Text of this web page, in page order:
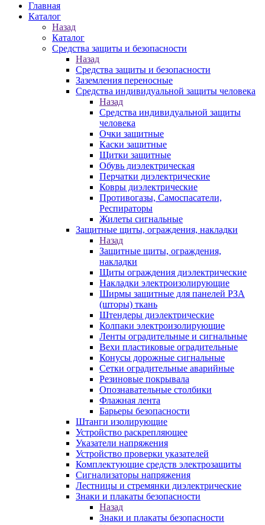
Главная
Каталог
Назад
Каталог
Средства защиты и безопасности
Назад
Средства защиты и безопасности
Заземления переносные
Средства индивидуальной защиты человека
Назад
Средства индивидуальной защиты
человека
Очки защитные
Каски защитные
Щитки защитные
Обувь диэлектрическая
Перчатки диэлектрические
Ковры диэлектрические
Противогазы, Самоспасатели,
Респираторы
Жилеты сигнальные
Защитные щиты, ограждения, накладки
Назад
Защитные щиты, ограждения,
накладки
Щиты ограждения диэлектрические
Накладки электроизолирующие
Ширмы защитные для панелей РЗА
(шторы) ткань
Штендеры диэлектрические
Колпаки электроизолирующие
Ленты оградительные и сигнальные
Вехи пластиковые оградительные
Конусы дорожные сигнальные
Сетки оградительные аварийные
Резиновые покрывала
Опознавательные столбики
Флажная лента
Барьеры безопасности
Штанги изолирующие
Устройство раскрепляющее
Указатели напряжения
Устройство проверки указателей
Комплектующие средств электрозащиты
Сигнализаторы напряжения
Лестницы и стремянки диэлектрические
Знаки и плакаты безопасности
Назад
Знаки и плакаты безопасности